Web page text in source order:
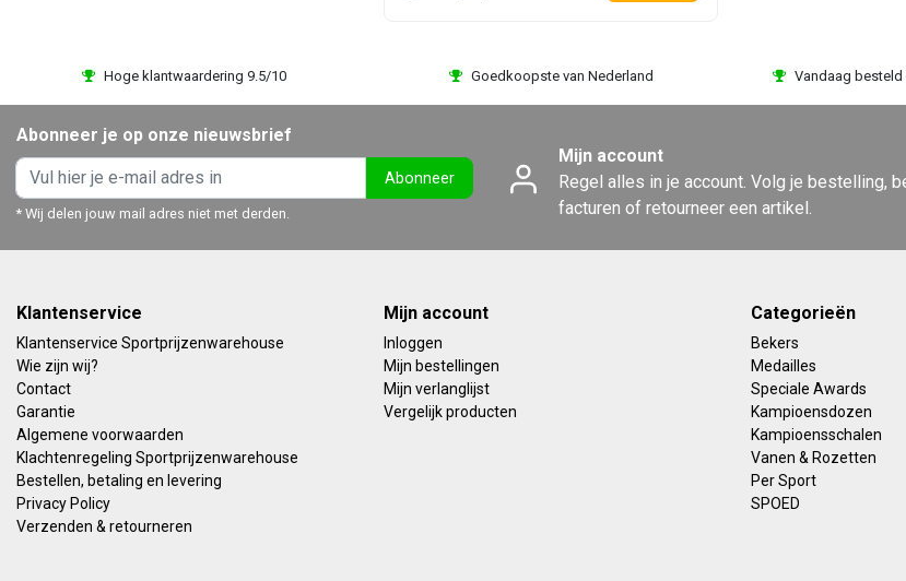
Hoge klantwaardering 9.5/10 Goedkoopste van Nederland Vandaag
Abonneer je op onze nieuwsbrief
Abonneer
* Wij delen jouw mail adres niet met derden.
Mijn account
Regel alles in je account. Volg je bestelling,
facturen of retourneer een artikel.
Klantenservice
Klantenservice Sportprijzenwarehouse
Wie zijn wij?
Contact
Garantie
Algemene voorwaarden
Klachtenregeling Sportprijzenwarehouse
Bestellen, betaling en levering
Privacy Policy
Verzenden & retourneren
Mijn account
Inloggen
Mijn bestellingen
Mijn verlanglijst
Vergelijk producten
Categorieën
Bekers
Medailles
Speciale Awards
Kampioensdozen
Kampioensschalen
Vanen & Rozetten
Per Sport
SPOED